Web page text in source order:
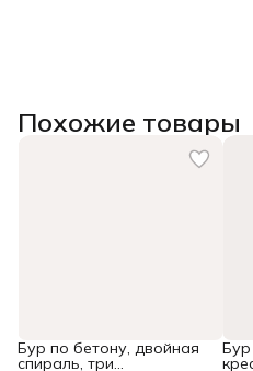
Похожие товары
Бур по бетону, двойная
спираль, три
Бур